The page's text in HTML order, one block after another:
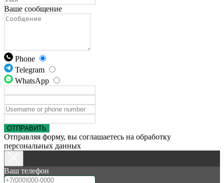
Ваше сообщение
Phone
Telegram
WhatsApp
ОТПРАВИТЬ
Отправляя форму, вы соглашаетесь на обработку
персональных данных
Ваш телефон